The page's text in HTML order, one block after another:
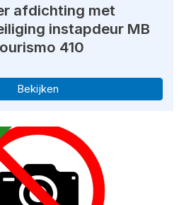
afdichting met
instapdeur MB
410
Bekijken